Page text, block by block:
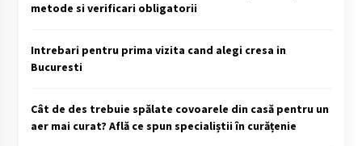
metode si verificari obligatorii
Intrebari pentru prima vizita cand alegi cresa in
Bucuresti
Cât de des trebuie spălate covoarele din casă pentru un
aer mai curat? Află ce spun specialiștii în curățenie